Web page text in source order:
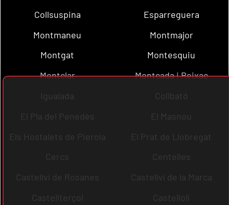
Collsuspina
Esparreguera
Montmaneu
Montmajor
Montgat
Montesquiu
Montclar
Montcada i Reixac
Igualada
Collbató
El Pla del Penedès
El Masnou
Els Hostalets de Pierola
El Prat de Llobregat
Cercs
Centelles
Castellví de Rosanes
Castellví de la Marca
Castellterçol
Castellolí